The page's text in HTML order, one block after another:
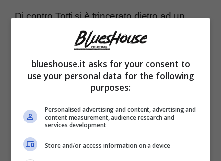
Di contro Totti si è trincerato dietro ad un
silenzio e ad una strategia volta ad ignorare
qualsiasi indiscrezione e qualunque cosa
dica o faccia la sua ex moglie. In virtù di ciò
si parla anche di una volontà – a dirla tutta
fortemente motivata da interessi personali –
da parte di leinel volere fare pace con
Corona.
blueshouse.it asks for your consent to
use your personal data for the following
purposes:
Personalised advertising and content, advertising and
content measurement, audience research and
services development
Store and/or access information on a device